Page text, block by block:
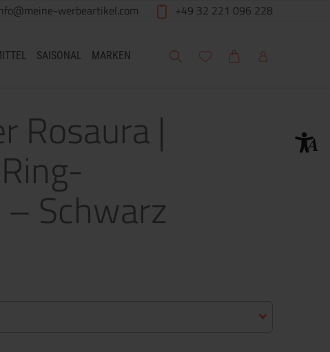
werbeartikel.com +49 32 221 096 228
SAISONAL MARKEN Suche Meine Wunschliste
WarenkorbMein Account
Rosaura |
Schwarz